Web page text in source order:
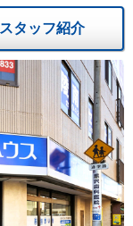
スタッフ紹介